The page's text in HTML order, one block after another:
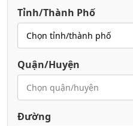
Tỉnh/Thành Phố
Quận/Huyện
Đường